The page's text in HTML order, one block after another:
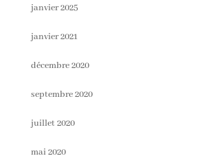
janvier 2025
janvier 2021
décembre 2020
septembre 2020
juillet 2020
mai 2020